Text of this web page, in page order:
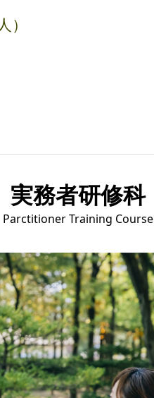
実務者研修科
Parctitioner Training Course